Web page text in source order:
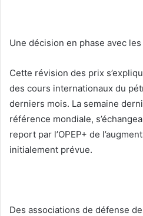
Une décision en phase avec
Cette révision des prix
des cours internationaux du
derniers mois. La semaine
référence mondiale,
report par l’OPEP+ de
initialement prévue.
Des associations de défense